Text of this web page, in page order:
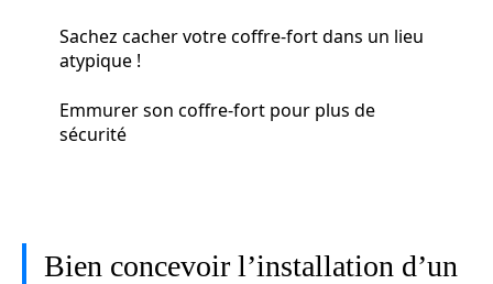
Sachez cacher votre coffre-fort dans un lieu
atypique !
Emmurer son coffre-fort pour plus de
sécurité
Bien concevoir l’installation d’un